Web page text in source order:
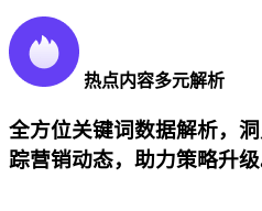
热点内容多元解析
全方位关键词数据解析，
踪营销动态，助力策略升级